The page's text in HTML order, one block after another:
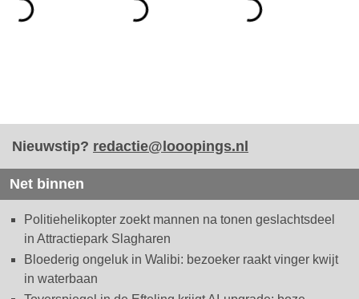
Nieuwstip? redactie@looopings.nl
Net binnen
Politiehelikopter zoekt mannen na tonen geslachtsdeel
in Attractiepark Slagharen
Bloederig ongeluk in Walibi: bezoeker raakt vinger kwijt
in waterbaan